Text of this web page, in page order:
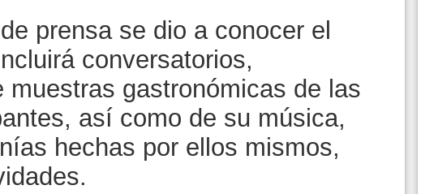
prensa se dio a conocer el
conversatorios,
muestras gastronómicas de las
así como de su música,
hechas por ellos mismos,